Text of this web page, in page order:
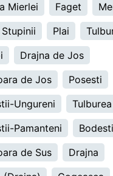
Mierlei
Faget
Plai
Drajna de Jos
de Jos
Posesti
Ungureni
Tulburea
Pamanteni
Bodesti
de Sus
Drajna